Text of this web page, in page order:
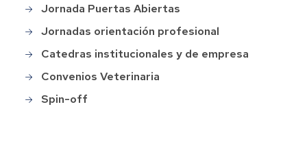
Jornada Puertas Abiertas
Jornadas orientación profesional
Catedras institucionales y de empresa
Convenios Veterinaria
Spin-off